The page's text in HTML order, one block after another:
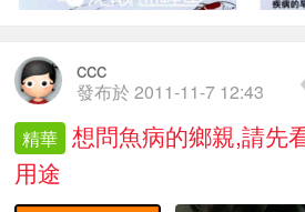
ccc
發布於 2011-11-7 12:43
精華 想問魚病的鄉親,請先
用途